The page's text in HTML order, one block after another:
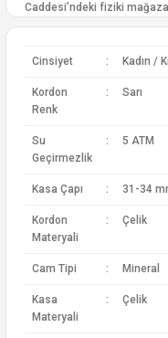
Caddesi’ndeki fiziki
Cinsiyet : Kadın /
Kordon
Renk
: Sarı
Su
Geçirmezlik
: 5 ATM
Kasa Çapı : 31-34
Kordon
Materyali
: Çelik
Cam Tipi : Mineral
Kasa
Materyali
: Çelik